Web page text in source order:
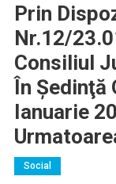
Prin
Nr.12/
Consiliul
În Şedinţă
Ianuarie
Social